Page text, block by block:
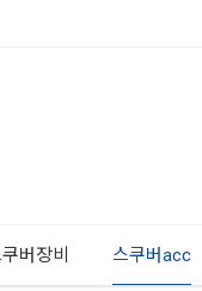
버장비 스쿠버acc